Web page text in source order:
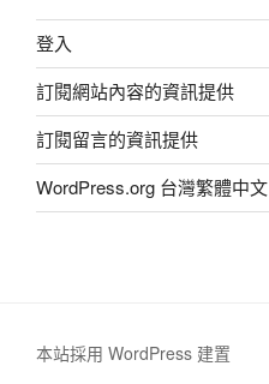
登入
訂閱網站內容的資訊提供
訂閱留言的資訊提供
WordPress.org 台灣繁體中文
本站採用 WordPress 建置